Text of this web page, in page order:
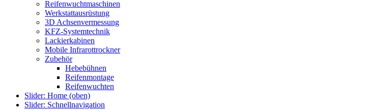
Reifenwuchtmaschinen
Werkstattausrüstung
3D Achsenvermessung
KFZ-Systemtechnik
Lackierkabinen
Mobile Infrarottrockner
Zubehör
Hebebühnen
Reifenmontage
Reifenwuchten
Slider: Home (oben)
Slider: Schnellnavigation